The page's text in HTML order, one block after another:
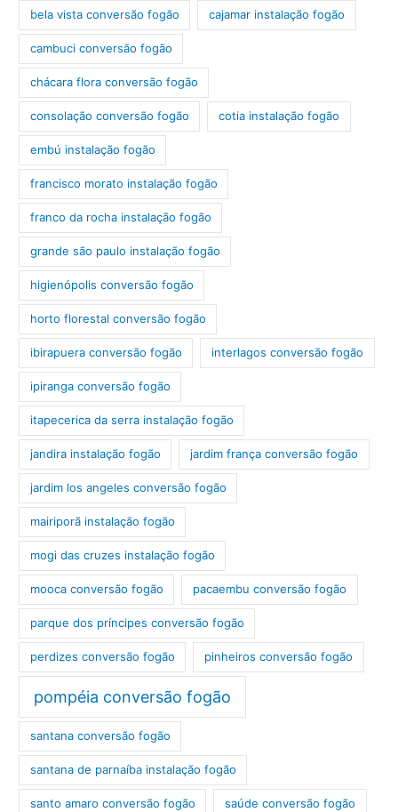
bela vista conversão fogão cajamar instalação fogão
cambuci conversão fogão
chácara flora conversão fogão
consolação conversão fogão cotia instalação fogão
embú instalação fogão
francisco morato instalação fogão
franco da rocha instalação fogão
grande são paulo instalação fogão
higienópolis conversão fogão
horto florestal conversão fogão
ibirapuera conversão fogão interlagos conversão fogão
ipiranga conversão fogão
itapecerica da serra instalação fogão
jandira instalação fogão jardim frança conversão fogão
jardim los angeles conversão fogão
mairiporã instalação fogão
mogi das cruzes instalação fogão
mooca conversão fogão pacaembu conversão fogão
parque dos príncipes conversão fogão
perdizes conversão fogão pinheiros conversão fogão
pompéia conversão fogão
santana conversão fogão
santana de parnaíba instalação fogão
santo amaro conversão fogão saúde conversão fogão